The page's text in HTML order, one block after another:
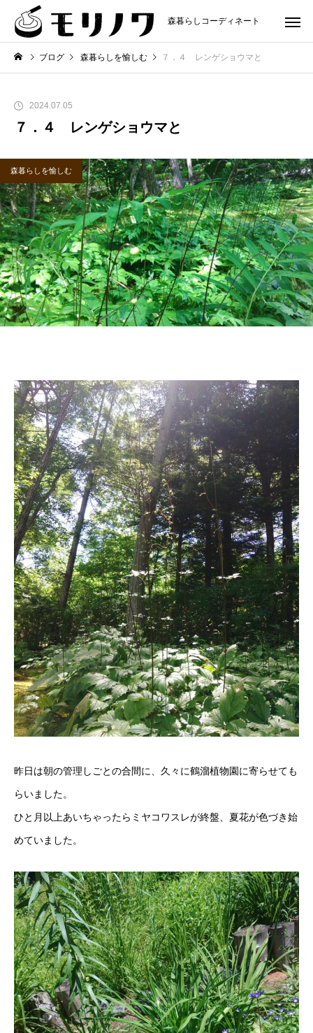
森暮らしコーディネート
ブログ 森暮らしを愉しむ ７．４ レンゲショウマと
2024.07.05
７．４ レンゲショウマと
森暮らしを愉しむ
昨日は朝の管理しごとの合間に、久々に鶴溜植物園に寄らせても
らいました。
ひと月以上あいちゃったらミヤコワスレが終盤、夏花が色づき始
めていました。